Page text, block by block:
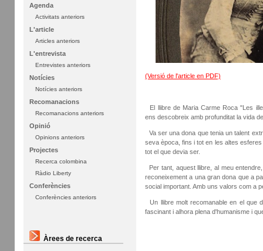
Agenda
Activitats anteriors
L'article
Articles anteriors
L'entrevista
Entrevistes anteriors
Notícies
Notícies anteriors
Recomanacions
Recomanacions anteriors
Opinió
Opinions anteriors
Projectes
Recerca colombina
Ràdio Liberty
Conferències
Conferències anteriors
Àrees de recerca
(Versió de l'article en PDF)
El llibre de Maria Carme Roca "Les
ens descobreix amb profunditat la vida
Va ser una dona que tenia un talent
seva època, fins i tot en les altes
tot el que devia ser.
Per tant, aquest llibre, al meu
reconeixement a una gran dona que a
social important. Amb uns valors com a
Un llibre molt recomanable en el que
fascinant i alhora plena d'humanisme i